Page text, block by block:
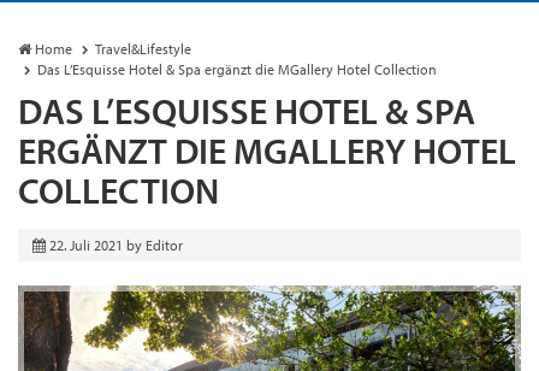
Home
Travel&Lifestyle
Das L’Esquisse Hotel & Spa ergänzt die MGallery Hotel Collection
DAS L’ESQUISSE HOTEL & SPA
ERGÄNZT DIE MGALLERY HOTEL
COLLECTION
22. Juli 2021 by Editor